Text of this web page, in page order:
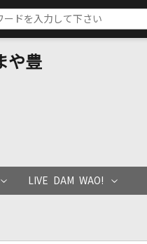
や豊
LIVE DAM WAO!